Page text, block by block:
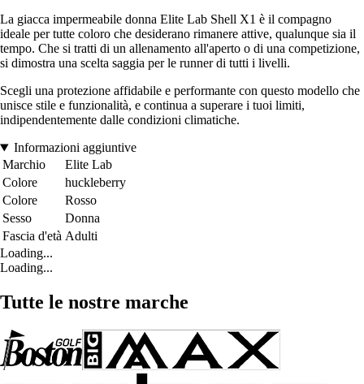
La giacca impermeabile donna Elite Lab Shell X1 è il compagno
ideale per tutte coloro che desiderano rimanere attive, qualunque sia il
tempo. Che si tratti di un allenamento all'aperto o di una competizione,
si dimostra una scelta saggia per le runner di tutti i livelli.
Scegli una protezione affidabile e performante con questo modello che
unisce stile e funzionalità, e continua a superare i tuoi limiti,
indipendentemente dalle condizioni climatiche.
Informazioni aggiuntive
Marchio
Elite Lab
Colore
huckleberry
Colore
Rosso
Sesso
Donna
Fascia d'età Adulti
Loading...
Loading...
Tutte le nostre marche